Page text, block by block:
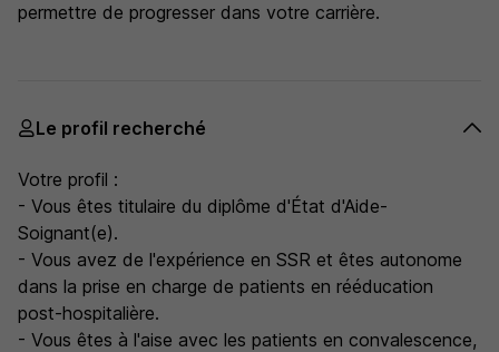
permettre de progresser dans votre carrière.
Le profil recherché
Votre profil :
- Vous êtes titulaire du diplôme d'État d'Aide-
Soignant(e).
- Vous avez de l'expérience en SSR et êtes autonome
dans la prise en charge de patients en rééducation
post-hospitalière.
- Vous êtes à l'aise avec les patients en convalescence,